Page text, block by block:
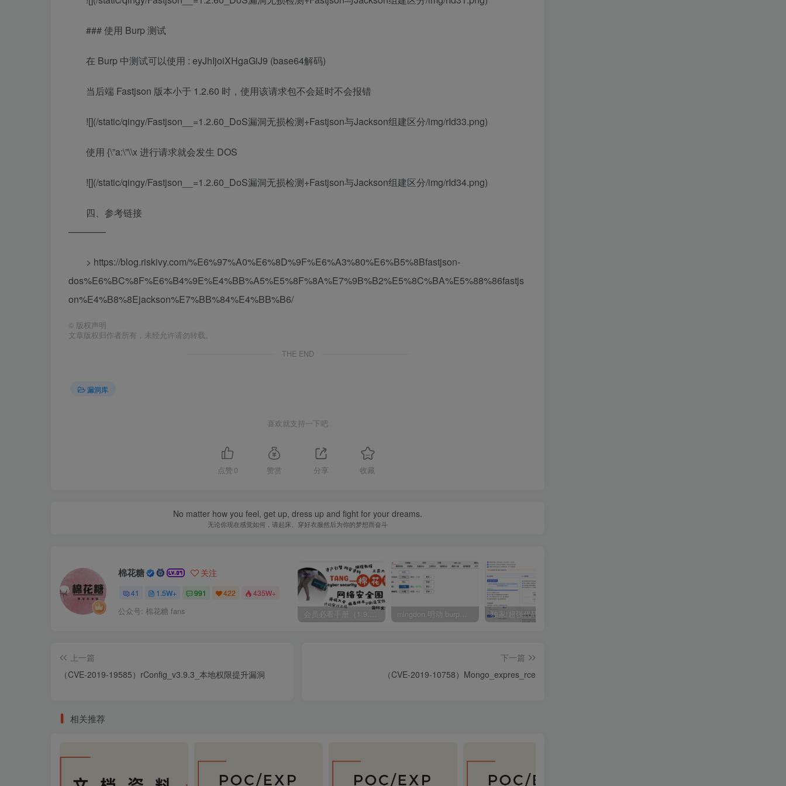
### 使用 Burp 测试
在 Burp 中测试可以使用 : eyJhIjoiXHgaGiJ9 (base64解码)
当后端 Fastjson 版本小于 1.2.60 时，使用该请求包不会延时不会报错
![](/static/qingy/Fastjson__=1.2.60_DoS漏洞无损检测+Fastjson与Jackson组建区分/img/rId33.png)
使用 {\”a:\”\\x 进行请求就会发生 DOS
![](/static/qingy/Fastjson__=1.2.60_DoS漏洞无损检测+Fastjson与Jackson组建区分/img/rId34.png)
四、参考链接
————
> https://blog.riskivy.com/%E6%97%A0%E6%8D%9F%E6%A3%80%E6%B5%8Bfastjson-
dos%E6%BC%8F%E6%B4%9E%E4%BB%A5%E5%8F%8A%E7%9B%B2%E5%8C%BA%E5%88%86fastjs
on%E4%B8%8Ejackson%E7%BB%84%E4%BB%B6/
© 版权声明
文章版权归作者所有，未经允许请勿转载。
THE END
漏洞库
喜欢就支持一下吧
点赞 0 赞赏 分享 收藏
No matter how you feel, get up, dress up and fight for your dreams.
无论你现在感觉如何，请起床、穿好衣服然后为你的梦想而奋斗
棉花糖 关注
41 1.5W+ 991 422 435W+
公众号: 棉花糖 fans
上一篇
（CVE-2019-19585）rConfig_v3.9.3_本地权限提升漏洞
下一篇
（CVE-2019-10758）Mongo_expres_rce
相关推荐